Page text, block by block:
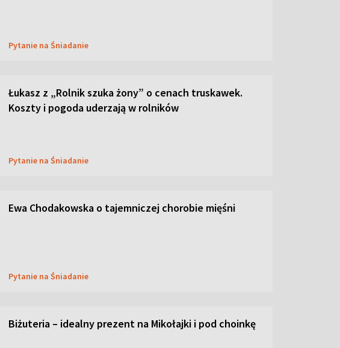
Pytanie na Śniadanie
Łukasz z „Rolnik szuka żony” o cenach truskawek.
Koszty i pogoda uderzają w rolników
Pytanie na Śniadanie
Ewa Chodakowska o tajemniczej chorobie mięśni
Pytanie na Śniadanie
Biżuteria – idealny prezent na Mikołajki i pod choinkę